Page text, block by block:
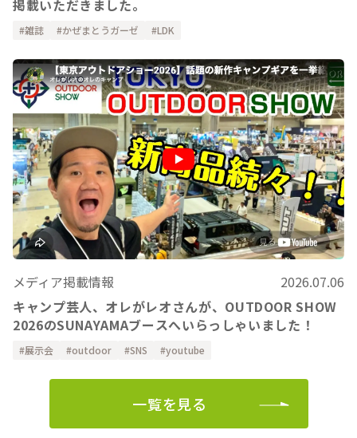
掲載いただきました。
雑誌 かぜまとうガーゼ LDK
メディア掲載情報
2026.07.06
キャンプ芸人、オレがレオさんが、OUTDOOR SHOW
2026のSUNAYAMAブースへいらっしゃいました！
展示会 outdoor SNS youtube
一覧を見る